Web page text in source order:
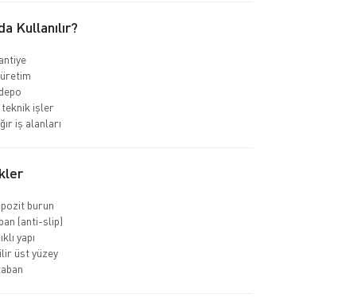
Kullanılır?
işler
iş alanları
burun
(anti-slip)
yapı
üst yüzey